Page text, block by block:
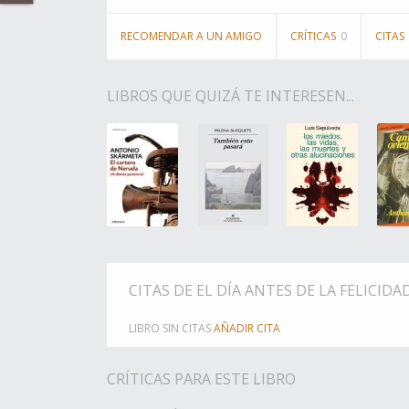
RECOMENDAR A UN AMIGO CRÍTICAS 0 CITAS
LIBROS QUE QUIZÁ TE INTERESEN...
CITAS DE EL DÍA ANTES DE LA
LIBRO SIN CITASAÑADIR CITA
CRÍTICAS PARA ESTE LIBRO